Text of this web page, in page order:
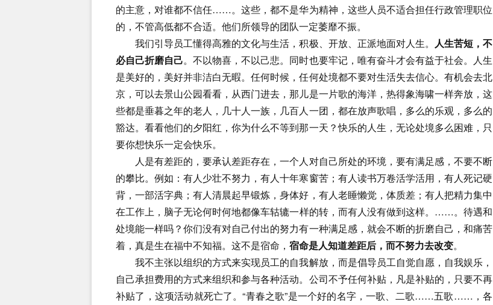
的主意，对谁都不信任……。这些，都不是华为精神，这些人员不适合担任行政管理职位
的，不管高低都不合适。他们所领导的团队一定萎靡不振。
我们引导员工懂得高雅的文化与生活，积极、开放、正派地面对人生。 人生苦短，不
必自己折磨自己。不以物喜，不以己悲。同时也要牢记，唯有奋斗才会有益于社会。人生
是美好的，美好并非洁白无暇。任何时候，任何处境都不要对生活失去信心。有机会去北
京，可以去景山公园看看，从西门进去，那儿是一片歌的海洋，热得象海啸一样奔放，这
些都是垂暮之年的老人，几十人一族，几百人一团，都在放声歌唱，多么的乐观，多么的
豁达。看看他们的夕阳红，你为什么不等到那一天？快乐的人生，无论处境多么困难，只
要你想快乐一定会快乐。
人是有差距的，要承认差距存在，一个人对自己所处的环境，要有满足感，不要不断
的攀比。例如：有人少壮不努力，有人十年寒窗苦；有人读书万卷活学活用，有人死记硬
背，一部活字典；有人清晨起早锻炼，身体好，有人老睡懒觉，体质差；有人把精力集中
在工作上，脑子无论何时何地都像车轱辘一样的转，而有人没有做到这样。……。待遇和
处境能一样吗？你们没有对自己付出的努力有一种满足感，就会不断的折磨自己，和痛苦
着，真是生在福中不知福。这不是宿命， 宿命是人知道差距后，而不努力去改变。
我不主张以组织的方式来实现员工的自我解放，而是倡导员工自觉自愿，自我娱乐，
自己承担费用的方式来组织和参与各种活动。公司不予任何补贴，凡是补贴的，只要不再
补贴了，这项活动就死亡了。“青春之歌”是一个好的名字，一歌、二歌……五歌……，各